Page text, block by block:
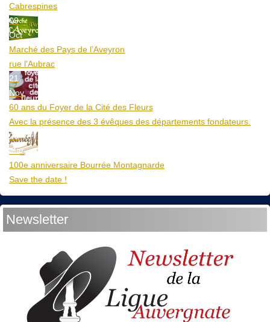
Cabrespines
09
Oct
Marché des Pays de l’Aveyron
rue l'Aubrac
21
Nov
60 ans du Foyer de la Cité des Fleurs
Avec la présence des 3 évêques des départements fondateurs.
20
Mar
100e anniversaire Bourrée Montagnarde
Save the date !
Newsletter